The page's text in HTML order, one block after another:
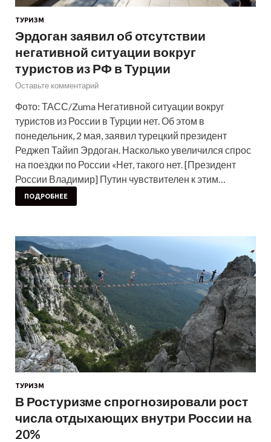
ТУРИЗМ
Эрдоган заявил об отсутствии
негативной ситуации вокруг
туристов из РФ в Турции
Оставьте комментарий
Фото: ТАСС/Zuma Негативной ситуации вокруг
туристов из России в Турции нет. Об этом в
понедельник, 2 мая, заявил турецкий президент
Реджеп Тайип Эрдоган. Насколько увеличился спрос
на поездки по России «Нет, такого нет. [Президент
России Владимир] Путин чувствителен к этим…
ПОДРОБНЕЕ
ТУРИЗМ
В Ростуризме спрогнозировали рост
числа отдыхающих внутри России на
20%